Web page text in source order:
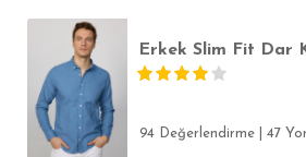
94 Değerlendirme 47